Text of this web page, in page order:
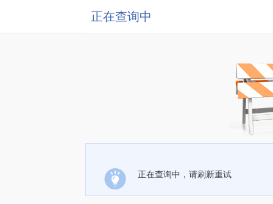
正在查询中
正在查询中，请刷新重试